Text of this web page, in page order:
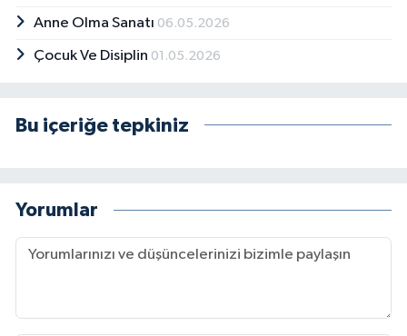
Anne Olma Sanatı 06.05.2026
Çocuk Ve Disiplin 01.05.2026
Bu içeriğe tepkiniz
Yorumlar